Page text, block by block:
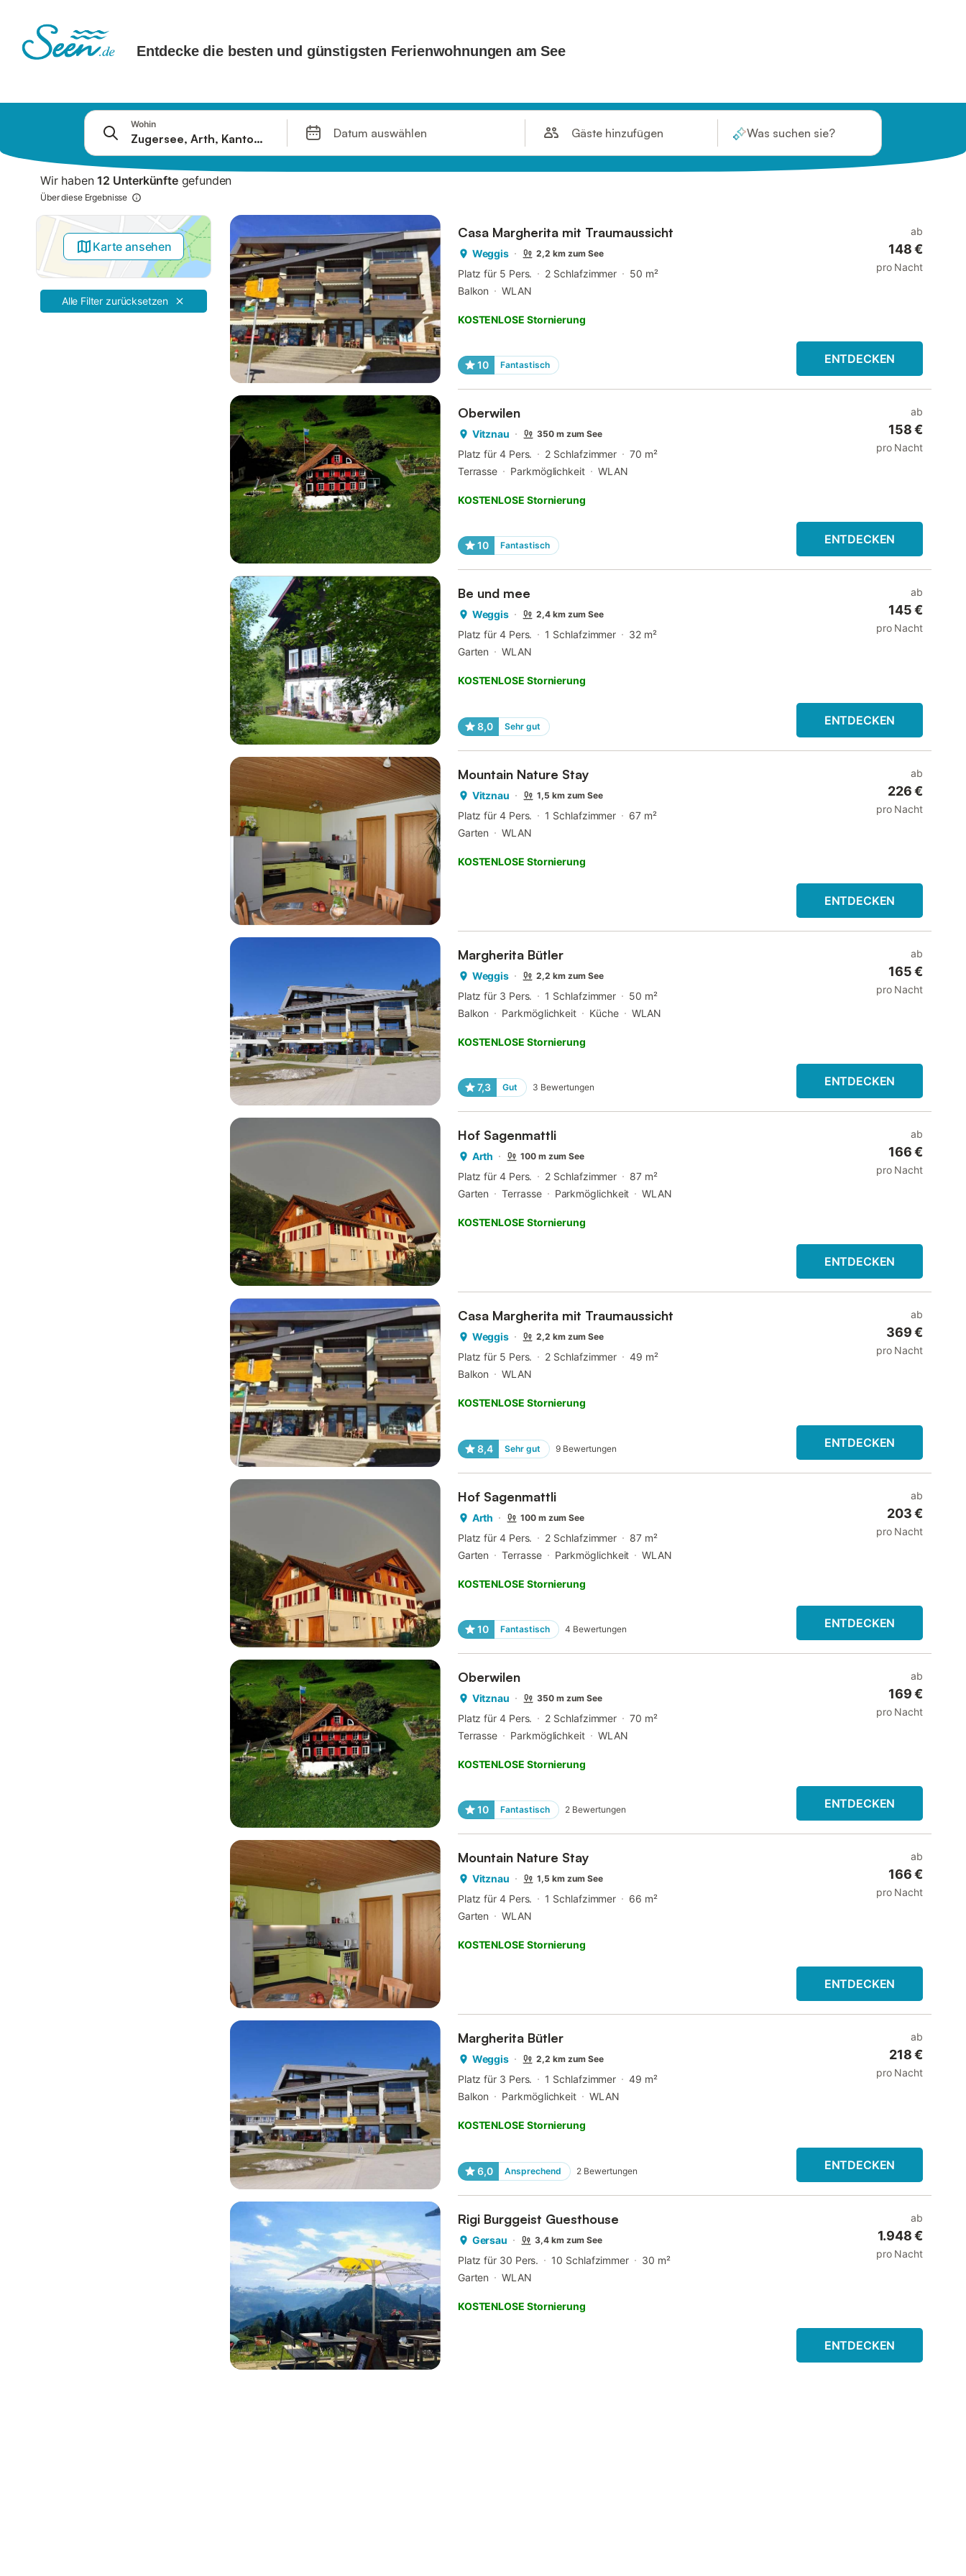
Filter
Angebote
Wohin
Datum auswählen Gäste hinzufügen Was suchen sie?
Wir haben12 Unterkünftegefunden
Über diese Ergebnisse
Karte ansehen
Alle Filter zurücksetzen
Casa Margherita mit Traumaussicht
Weggis 2,2 km zum See
Platz für 5 Pers. 2 Schlafzimmer
50 m²
Balkon
WLAN
KOSTENLOSE Stornierung
10 Fantastisch
ab
148 €
pro Nacht
ENTDECKEN
Oberwilen
Vitznau 350 m zum See
Platz für 4 Pers. 2 Schlafzimmer
70 m²
Terrasse
Parkmöglichkeit WLAN
KOSTENLOSE Stornierung
10 Fantastisch
ab
158 €
pro Nacht
ENTDECKEN
Be und mee
Weggis 2,4 km zum See
Platz für 4 Pers. 1 Schlafzimmer
32 m²
Garten
WLAN
KOSTENLOSE Stornierung
8,0 Sehr gut
ab
145 €
pro Nacht
ENTDECKEN
Mountain Nature Stay
Vitznau 1,5 km zum See
Platz für 4 Pers. 1 Schlafzimmer
67 m²
Garten
WLAN
KOSTENLOSE Stornierung
ab
226 €
pro Nacht
ENTDECKEN
Margherita Bütler
Weggis 2,2 km zum See
Platz für 3 Pers. 1 Schlafzimmer
50 m²
Balkon
Parkmöglichkeit Küche WLAN
KOSTENLOSE Stornierung
7,3 Gut 3 Bewertungen
ab
165 €
pro Nacht
ENTDECKEN
Hof Sagenmattli
Arth 100 m zum See
Platz für 4 Pers. 2 Schlafzimmer
87 m²
Garten
Terrasse Parkmöglichkeit WLAN
KOSTENLOSE Stornierung
ab
166 €
pro Nacht
ENTDECKEN
Casa Margherita mit Traumaussicht
Weggis 2,2 km zum See
Platz für 5 Pers. 2 Schlafzimmer
49 m²
Balkon
WLAN
KOSTENLOSE Stornierung
8,4 Sehr gut 9 Bewertungen
ab
369 €
pro Nacht
ENTDECKEN
Hof Sagenmattli
Arth 100 m zum See
Platz für 4 Pers. 2 Schlafzimmer
87 m²
Garten
Terrasse Parkmöglichkeit WLAN
KOSTENLOSE Stornierung
10 Fantastisch 4 Bewertungen
ab
203 €
pro Nacht
ENTDECKEN
Oberwilen
Vitznau 350 m zum See
Platz für 4 Pers. 2 Schlafzimmer
70 m²
Terrasse
Parkmöglichkeit WLAN
KOSTENLOSE Stornierung
10 Fantastisch 2 Bewertungen
ab
169 €
pro Nacht
ENTDECKEN
Mountain Nature Stay
Vitznau 1,5 km zum See
Platz für 4 Pers. 1 Schlafzimmer
66 m²
Garten
WLAN
KOSTENLOSE Stornierung
ab
166 €
pro Nacht
ENTDECKEN
Margherita Bütler
Weggis 2,2 km zum See
Platz für 3 Pers. 1 Schlafzimmer
49 m²
Balkon
Parkmöglichkeit WLAN
KOSTENLOSE Stornierung
6,0 Ansprechend 2 Bewertungen
ab
218 €
pro Nacht
ENTDECKEN
Rigi Burggeist Guesthouse
Gersau 3,4 km zum See
Platz für 30 Pers. 10 Schlafzimmer
30 m²
Garten
WLAN
KOSTENLOSE Stornierung
ab
1.948 €
pro Nacht
ENTDECKEN